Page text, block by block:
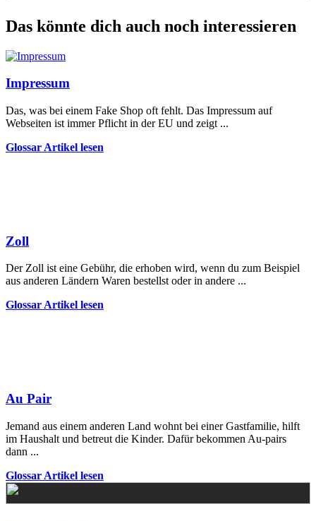
Das könnte dich auch noch interessieren
Impressum
Das, was bei einem Fake Shop oft fehlt. Das Impressum auf
Webseiten ist immer Pflicht in der EU und zeigt ...
Glossar Artikel lesen
Zoll
Der Zoll ist eine Gebühr, die erhoben wird, wenn du zum Beispiel
aus anderen Ländern Waren bestellst oder in andere ...
Glossar Artikel lesen
Au Pair
Jemand aus einem anderen Land wohnt bei einer Gastfamilie, hilft
im Haushalt und betreut die Kinder. Dafür bekommen Au-pairs
dann ...
Glossar Artikel lesen